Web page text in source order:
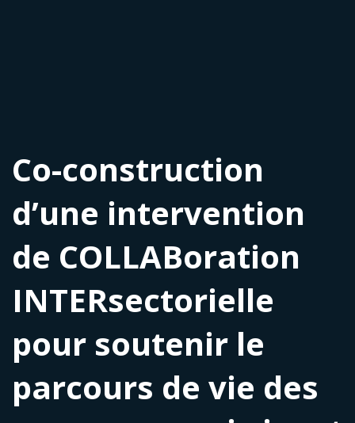
Co-construction
d’une intervention
de COLLABoration
INTERsectorielle
pour soutenir le
parcours de vie des